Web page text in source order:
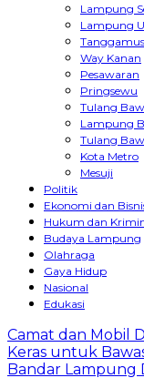
Lampung
Lampung
Tanggamus
Way Kanan
Pesawaran
Pringsewu
Tulang
Lampung
Tulang
Kota Metro
Mesuji
Politik
Ekonomi dan
Hukum dan
Budaya Lampung
Olahraga
Gaya Hidup
Nasional
Edukasi
Camat dan Mobil
Keras untuk
Bandar Lampung